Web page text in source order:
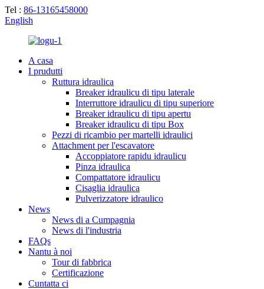
Tel : 86-13165458000
English
A casa
I prudutti
Ruttura idraulica
Breaker idraulicu di tipu laterale
Interruttore idraulicu di tipu superiore
Breaker idraulicu di tipu apertu
Breaker idraulicu di tipu Box
Pezzi di ricambio per martelli idraulici
Attachment per l'escavatore
Accoppiatore rapidu idraulicu
Pinza idraulica
Compattatore idraulicu
Cisaglia idraulica
Pulverizzatore idraulico
News
News di a Cumpagnia
News di l'industria
FAQs
Nantu à noi
Tour di fabbrica
Certificazione
Cuntatta ci